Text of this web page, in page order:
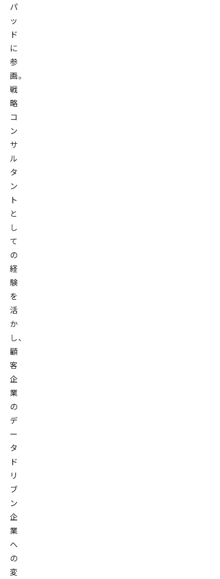
パ
ッ
ド
に
参
画。
戦
略
コ
ン
サ
ル
タ
ン
ト
と
し
て
の
経
験
を
活
か
し、
顧
客
企
業
の
デ
ー
タ
ド
リ
ブ
ン
企
業
へ
の
変